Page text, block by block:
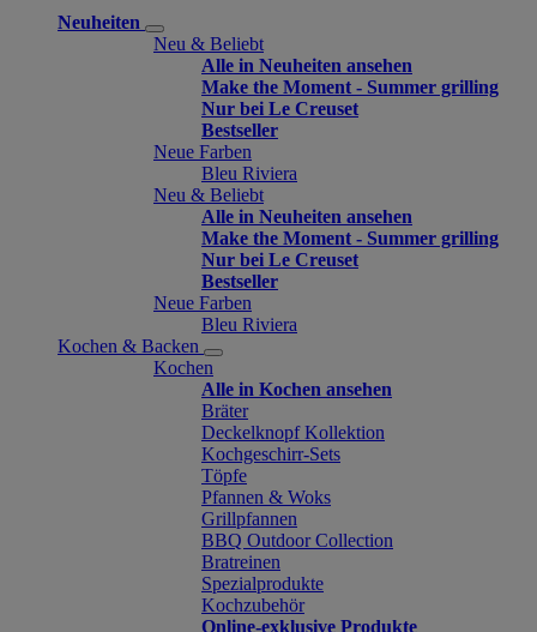
Neuheiten
Neu & Beliebt
Alle in Neuheiten ansehen
Make the Moment - Summer grilling
Nur bei Le Creuset
Bestseller
Neue Farben
Bleu Riviera
Neu & Beliebt
Alle in Neuheiten ansehen
Make the Moment - Summer grilling
Nur bei Le Creuset
Bestseller
Neue Farben
Bleu Riviera
Kochen & Backen
Kochen
Alle in Kochen ansehen
Bräter
Deckelknopf Kollektion
Kochgeschirr-Sets
Töpfe
Pfannen & Woks
Grillpfannen
BBQ Outdoor Collection
Bratreinen
Spezialprodukte
Kochzubehör
Online-exklusive Produkte